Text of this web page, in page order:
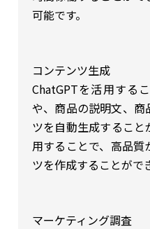
可能です。
コンテンツ生成
ChatGPTを活用する
や、商品の説明文、
ツを自動生成すること
用することで、高品
ツを作成することがで
マーケティング調査